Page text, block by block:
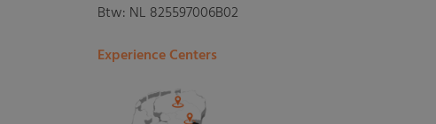
Btw: NL 825597006B02
Experience Centers